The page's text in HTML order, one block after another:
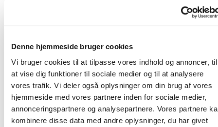
Denne hjemmeside bruger cookies
Vi bruger cookies til at tilpasse vores indhold og annoncer, til
at vise dig funktioner til sociale medier og til at analysere
vores trafik. Vi deler også oplysninger om din brug af vores
hjemmeside med vores partnere inden for sociale medier,
annonceringspartnere og analysepartnere. Vores partnere
kombinere disse data med andre oplysninger, du har givet
Tilmelding til denne aftenHER